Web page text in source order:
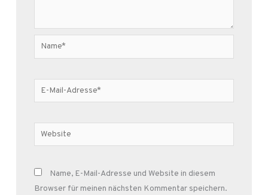
Name*
E-
Mail-
Website
Name, E-Mail-Adresse und Website in diesem
Browser für meinen nächsten Kommentar speichern.